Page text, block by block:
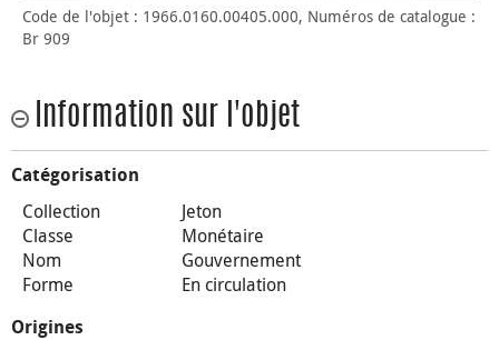
Code de l'objet : 1966.0160.00405.000, Numéros de catalogue :
Br 909
Information sur l'objet
Catégorisation
Collection
Jeton
Classe
Monétaire
Nom
Gouvernement
Forme
En circulation
Origines